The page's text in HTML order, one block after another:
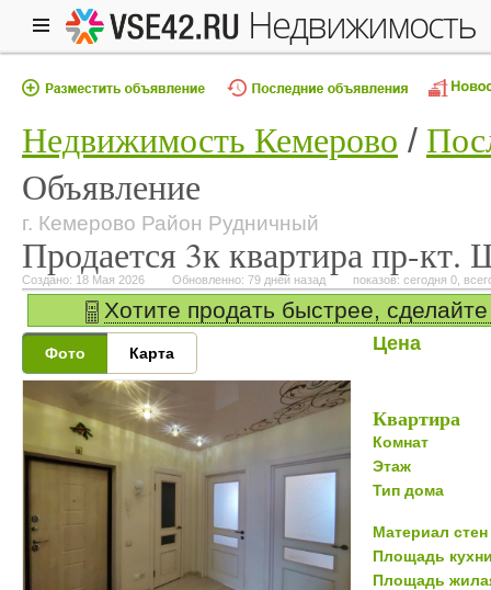
недвижимость
Недвижимость Кемерово
Объявление
г. Кемерово Район Рудничный
Продается 3к квартира пр-кт.
Создано: 18 Мая 2026 Обновленно: 79 дней назад показов: сегодня 0,
Хотите продать быстрее,
Фото Карта Цена
Квартира
Комнат
Этаж
Тип дома
Материал стен
Площадь
Площадь